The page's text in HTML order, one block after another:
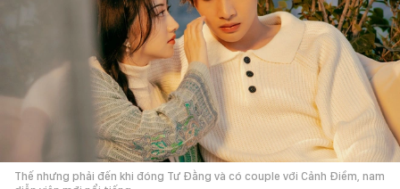
Thế nhưng phải đến khi đóng Tư Đằng và có couple với Cảnh Điềm, nam